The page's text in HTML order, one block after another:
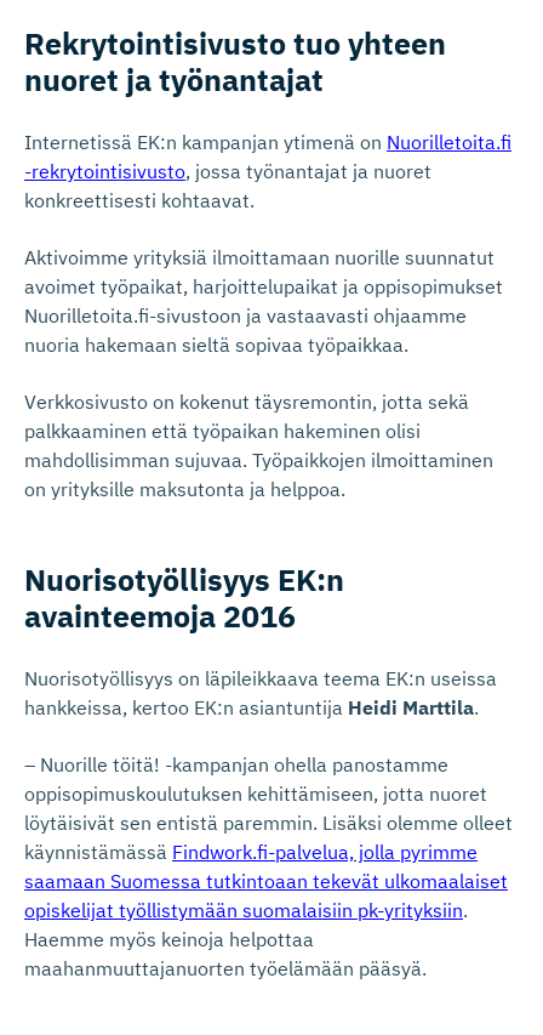
Rekrytoin­ti­sivusto tuo yhteen
nuoret ja työnantajat
Internetissä EK:n kampanjan ytimenä on Nuorilletoita.fi
-rekrytointisivusto, jossa työnantajat ja nuoret
konkreettisesti kohtaavat.
Aktivoimme yrityksiä ilmoittamaan nuorille suunnatut
avoimet työpaikat, harjoittelupaikat ja oppisopimukset
Nuorilletoita.fi-sivustoon ja vastaavasti ohjaamme
nuoria hakemaan sieltä sopivaa työpaikkaa.
Verkkosivusto on kokenut täysremontin, jotta sekä
palkkaaminen että työpaikan hakeminen olisi
mahdollisimman sujuvaa. Työpaikkojen ilmoittaminen
on yrityksille maksutonta ja helppoa.
Nuorisotyöl­lisyys EK:n
avainteemoja 2016
Nuorisotyöllisyys on läpileikkaava teema EK:n useissa
hankkeissa, kertoo EK:n asiantuntija Heidi Marttila.
– Nuorille töitä! -kampanjan ohella panostamme
oppisopimuskoulutuksen kehittämiseen, jotta nuoret
löytäisivät sen entistä paremmin. Lisäksi olemme olleet
käynnistämässä Findwork.fi-palvelua, jolla pyrimme
saamaan Suomessa tutkintoaan tekevät ulkomaalaiset
opiskelijat työllistymään suomalaisiin pk-yrityksiin.
Haemme myös keinoja helpottaa
maahanmuuttajanuorten työelämään pääsyä.